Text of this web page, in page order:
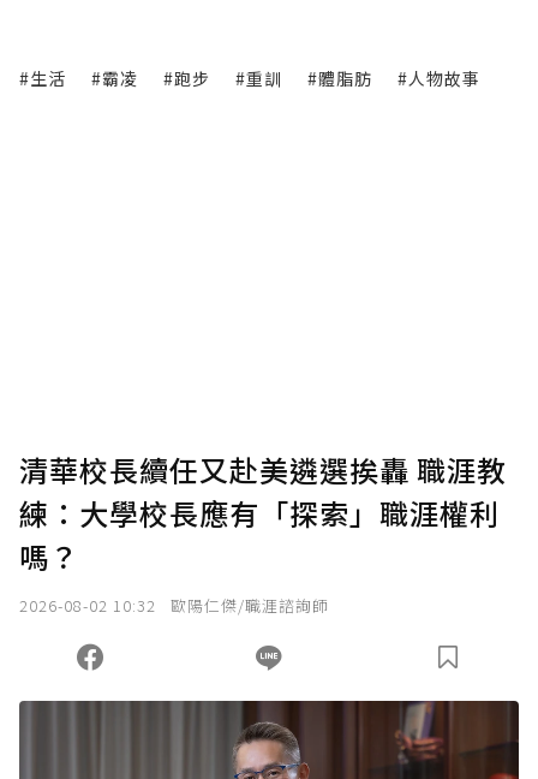
#生活 #霸凌 #跑步 #重訓 #體脂肪 #人物故事
清華校長續任又赴美遴選挨轟 職涯教
練：大學校長應有「探索」職涯權利
嗎？
2026-08-02 10:32 歐陽仁傑/職涯諮詢師